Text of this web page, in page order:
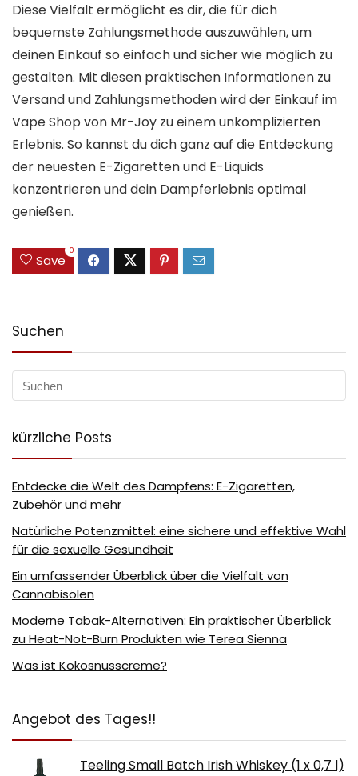
Diese Vielfalt ermöglicht es dir, die für dich
bequemste Zahlungsmethode auszuwählen, um
deinen Einkauf so einfach und sicher wie möglich zu
gestalten. Mit diesen praktischen Informationen zu
Versand und Zahlungsmethoden wird der Einkauf im
Vape Shop von Mr-Joy zu einem unkomplizierten
Erlebnis. So kannst du dich ganz auf die Entdeckung
der neuesten E-Zigaretten und E-Liquids
konzentrieren und dein Dampferlebnis optimal
genießen.
Save
0
Suchen
kürzliche Posts
Entdecke die Welt des Dampfens: E-Zigaretten,
Zubehör und mehr
Natürliche Potenzmittel: eine sichere und effektive Wahl
für die sexuelle Gesundheit
Ein umfassender Überblick über die Vielfalt von
Cannabisölen
Moderne Tabak-Alternativen: Ein praktischer Überblick
zu Heat-Not-Burn Produkten wie Terea Sienna
Was ist Kokosnusscreme?
Angebot des Tages!!
Teeling Small Batch Irish Whiskey (1 x 0,7 l)